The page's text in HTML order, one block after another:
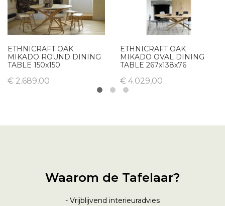
ETHNICRAFT OAK
MIKADO ROUND DINING
TABLE 150x150
€ 2.689,00
ETHNICRAFT OAK
MIKADO OVAL DINING
TABLE 267x138x76
€ 4.029,00
Waarom de Tafelaar?
- Vrijblijvend interieuradvies